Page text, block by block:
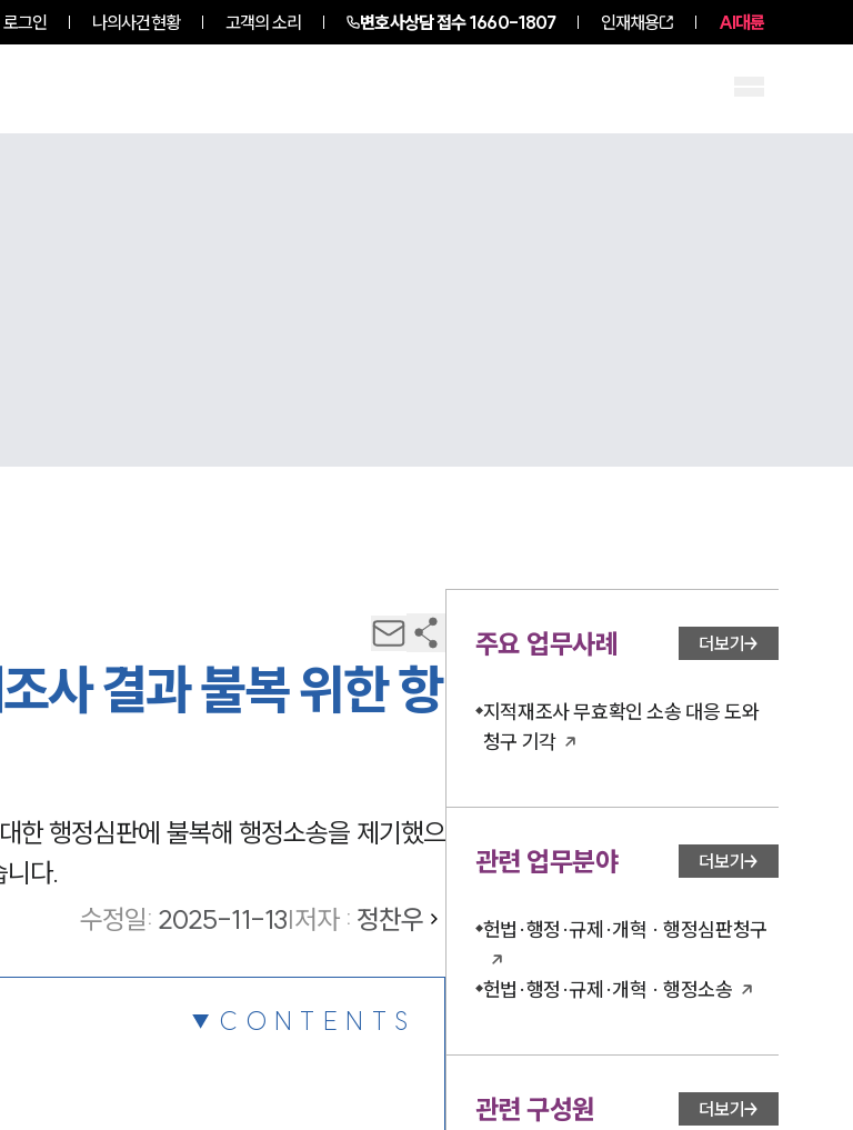
로그인 나의사건현황 고객의 소리 변호사상담 접수1660-1807 인재채용 AI대륜
사 결과 불복 위한 항
한 행정심판에 불복해 행정소송을 제기했으
다.
수정일: 2025-11-13|저자 : 정찬우
CONTENTS
주요 업무사례 더보기
지적재조사 무효확인 소송 대응 도와
청구 기각
관련 업무분야 더보기
헌법·행정·규제·개혁 · 행정심판청구
헌법·행정·규제·개혁 · 행정소송
관련 구성원 더보기